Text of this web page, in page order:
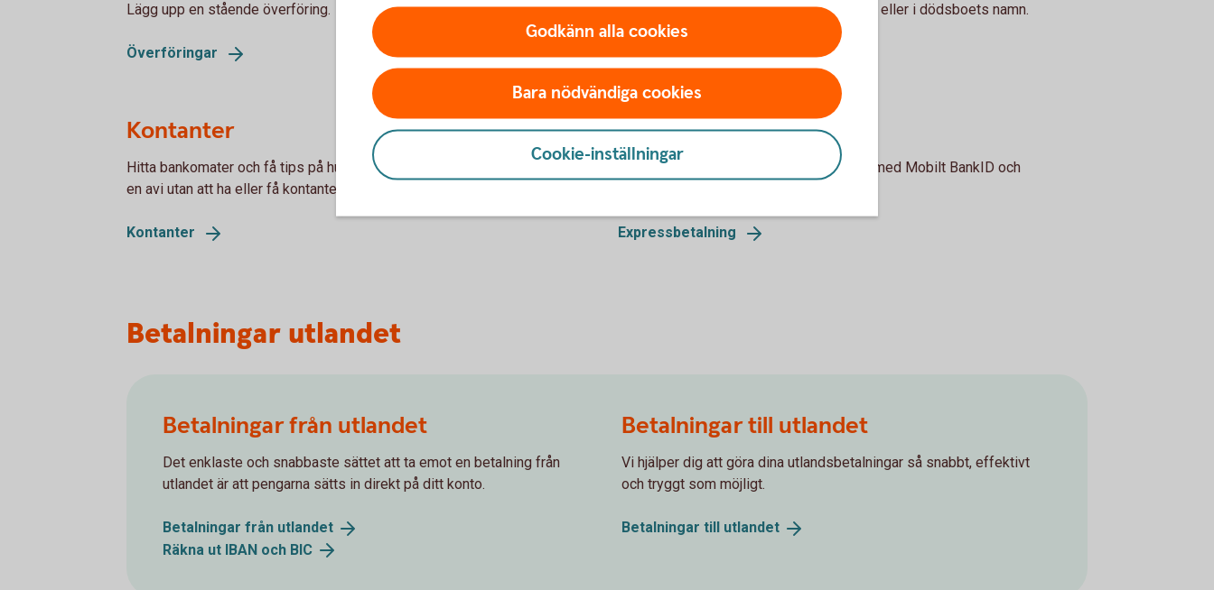
Lägg upp en stående överföring.
Överföringar
utbetalningsavier som står i den avlidnes eller i dödsboets namn.
Dödsbo -betalningsservice
Kontanter
Hitta bankomater och få tips på hur du betalar, ger bort pengar eller löser in
en avi utan att ha eller få kontanter.
Kontanter
Expressbetalning
Betala snabbt och säkert online. Signera med Mobilt BankID och
Expressbetalning
Betalningar utlandet
Betalningar från utlandet
Det enklaste och snabbaste sättet att ta emot en betalning från
utlandet är att pengarna sätts in direkt på ditt konto.
Betalningar från utlandet
Räkna ut IBAN och BIC
Betalningar till utlandet
Vi hjälper dig att göra dina utlandsbetalningar så snabbt, effektivt
och tryggt som möjligt.
Betalningar till utlandet
Godkänn alla cookies
Bara nödvändiga cookies
Cookie-inställningar